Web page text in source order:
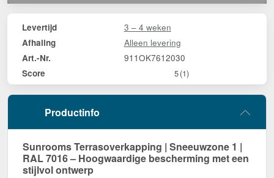
Levertijd 3 – 4 weken
Afhaling Alleen levering
Art.-Nr. 911OK7612030
Score 5(1)
Productinfo
Sunrooms Terrasoverkapping | Sneeuwzone 1 |
RAL 7016 – Hoogwaardige bescherming met een
stijlvol ontwerp